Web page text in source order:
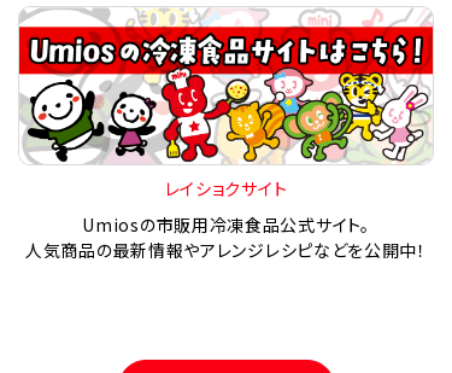
レイショクサイト
Umiosの市販用冷凍食品公式サイト。
人気商品の最新情報やアレンジレシピなどを公開中！